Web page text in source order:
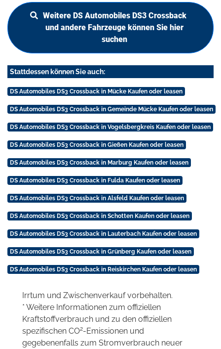
Weitere DS Automobiles DS3 Crossback
und andere Fahrzeuge können Sie hier
suchen
Stattdessen können Sie auch:
DS Automobiles DS3 Crossback in Mücke Kaufen oder leasen
DS Automobiles DS3 Crossback in Gemeinde Mücke Kaufen oder leasen
DS Automobiles DS3 Crossback in Vogelsbergkreis Kaufen oder leasen
DS Automobiles DS3 Crossback in Gießen Kaufen oder leasen
DS Automobiles DS3 Crossback in Marburg Kaufen oder leasen
DS Automobiles DS3 Crossback in Fulda Kaufen oder leasen
DS Automobiles DS3 Crossback in Alsfeld Kaufen oder leasen
DS Automobiles DS3 Crossback in Schotten Kaufen oder leasen
DS Automobiles DS3 Crossback in Lauterbach Kaufen oder leasen
DS Automobiles DS3 Crossback in Grünberg Kaufen oder leasen
DS Automobiles DS3 Crossback in Reiskirchen Kaufen oder leasen
Irrtum und Zwischenverkauf vorbehalten.
* Weitere Informationen zum offiziellen
Kraftstoffverbrauch und zu den offiziellen
spezifischen CO2-Emissionen und
gegebenenfalls zum Stromverbrauch neuer